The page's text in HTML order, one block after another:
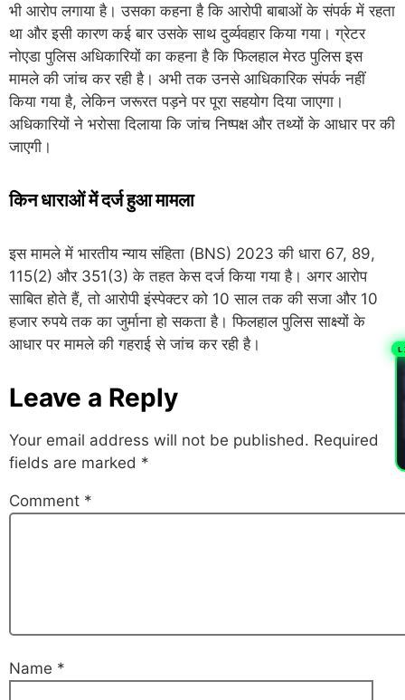
भी आरोप लगाया है। उसका कहना है कि आरोपी बाबाओं के संपर्क में रहता
था और इसी कारण कई बार उसके साथ दुर्व्यवहार किया गया। ग्रेटर
नोएडा पुलिस अधिकारियों का कहना है कि फिलहाल मेरठ पुलिस इस
मामले की जांच कर रही है। अभी तक उनसे आधिकारिक संपर्क नहीं
किया गया है, लेकिन जरूरत पड़ने पर पूरा सहयोग दिया जाएगा।
अधिकारियों ने भरोसा दिलाया कि जांच निष्पक्ष और तथ्यों के आधार पर की
जाएगी।
किन धाराओं में दर्ज हुआ मामला
इस मामले में भारतीय न्याय संहिता (BNS) 2023 की धारा 67, 89,
115(2) और 351(3) के तहत केस दर्ज किया गया है। अगर आरोप
साबित होते हैं, तो आरोपी इंस्पेक्टर को 10 साल तक की सजा और 10
हजार रुपये तक का जुर्माना हो सकता है। फिलहाल पुलिस साक्ष्यों के
आधार पर मामले की गहराई से जांच कर रही है।
Leave a Reply
Your email address will not be published. Required
fields are marked *
Comment *
Name *